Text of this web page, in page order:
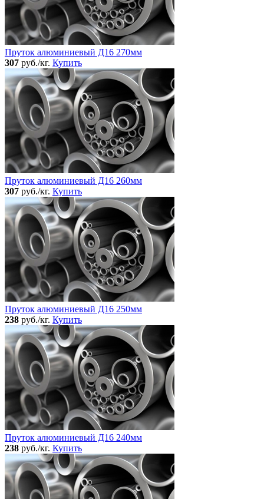
Пруток алюминиевый Д16 270мм
307 руб./кг. Купить
Пруток алюминиевый Д16 260мм
307 руб./кг. Купить
Пруток алюминиевый Д16 250мм
238 руб./кг. Купить
Пруток алюминиевый Д16 240мм
238 руб./кг. Купить